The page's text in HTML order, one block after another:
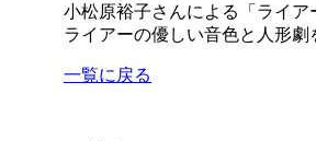
小松原裕子さんによる「ライア
ライアーの優しい音色と人形劇
一覧に戻る